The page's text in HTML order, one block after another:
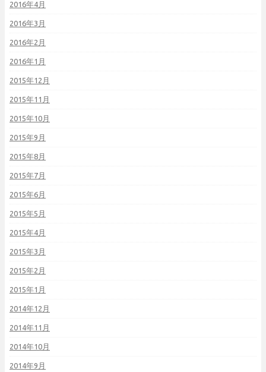
2016年4月
2016年3月
2016年2月
2016年1月
2015年12月
2015年11月
2015年10月
2015年9月
2015年8月
2015年7月
2015年6月
2015年5月
2015年4月
2015年3月
2015年2月
2015年1月
2014年12月
2014年11月
2014年10月
2014年9月